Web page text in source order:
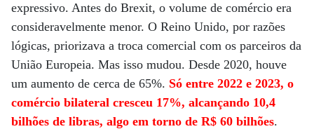
expressivo. Antes do Brexit, o volume de comércio era
consideravelmente menor. O Reino Unido, por razões
lógicas, priorizava a troca comercial com os parceiros da
União Europeia. Mas isso mudou. Desde 2020, houve
um aumento de cerca de 65%. Só entre 2022 e 2023, o
comércio bilateral cresceu 17%, alcançando 10,4
bilhões de libras, algo em torno de R$ 60 bilhões.